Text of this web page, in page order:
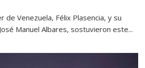
de Venezuela, Félix Plasencia, y su
Manuel Albares, sostuvieron este...